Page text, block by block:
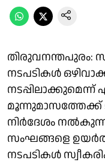
തിരുവനന്തപുരം:
നടപടികൾ
മൂന്നുമാസത്തേക്ക്
നിർദേശം
സംഘങ്ങളെ
നടപടികൾ